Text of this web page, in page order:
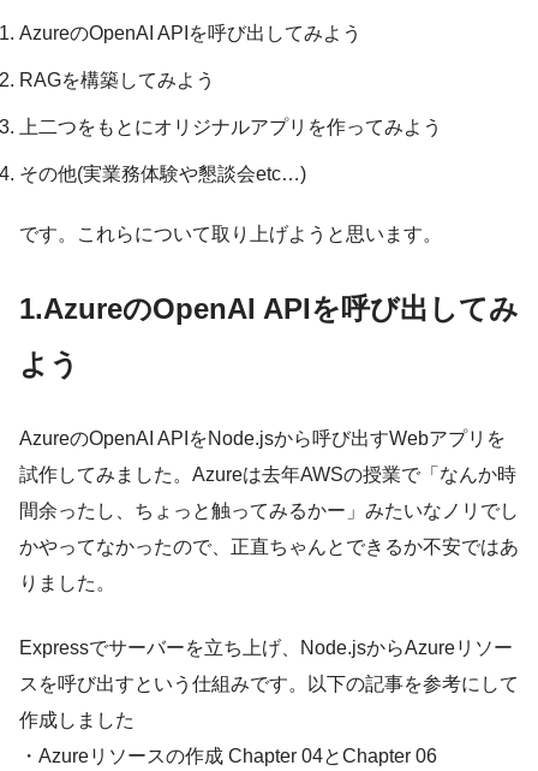
AzureのOpenAI APIを呼び出してみよう
RAGを構築してみよう
上二つをもとにオリジナルアプリを作ってみよう
その他(実業務体験や懇談会etc…)
です。これらについて取り上げようと思います。
1.AzureのOpenAI APIを呼び出してみ
よう
AzureのOpenAI APIをNode.jsから呼び出すWebアプリを
試作してみました。Azureは去年AWSの授業で「なんか時
間余ったし、ちょっと触ってみるかー」みたいなノリでし
かやってなかったので、正直ちゃんとできるか不安ではあ
りました。
Expressでサーバーを立ち上げ、Node.jsからAzureリソー
スを呼び出すという仕組みです。以下の記事を参考にして
作成しました
・Azureリソースの作成 Chapter 04とChapter 06